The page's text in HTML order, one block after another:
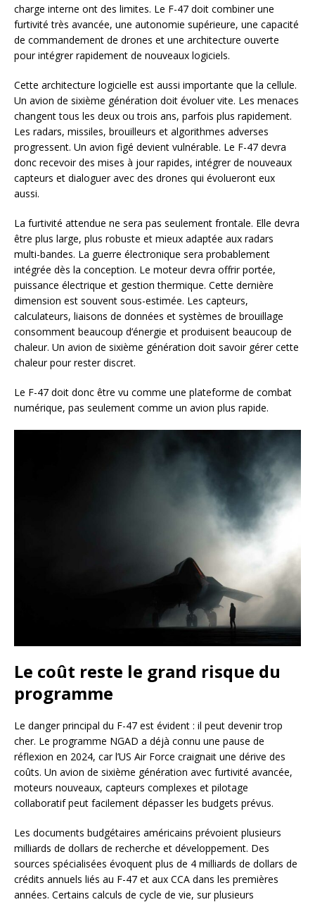
charge interne ont des limites. Le F-47 doit combiner une
furtivité très avancée, une autonomie supérieure, une capacité
de commandement de drones et une architecture ouverte
pour intégrer rapidement de nouveaux logiciels.
Cette architecture logicielle est aussi importante que la cellule.
Un avion de sixième génération doit évoluer vite. Les menaces
changent tous les deux ou trois ans, parfois plus rapidement.
Les radars, missiles, brouilleurs et algorithmes adverses
progressent. Un avion figé devient vulnérable. Le F-47 devra
donc recevoir des mises à jour rapides, intégrer de nouveaux
capteurs et dialoguer avec des drones qui évolueront eux
aussi.
La furtivité attendue ne sera pas seulement frontale. Elle devra
être plus large, plus robuste et mieux adaptée aux radars
multi-bandes. La guerre électronique sera probablement
intégrée dès la conception. Le moteur devra offrir portée,
puissance électrique et gestion thermique. Cette dernière
dimension est souvent sous-estimée. Les capteurs,
calculateurs, liaisons de données et systèmes de brouillage
consomment beaucoup d’énergie et produisent beaucoup de
chaleur. Un avion de sixième génération doit savoir gérer cette
chaleur pour rester discret.
Le F-47 doit donc être vu comme une plateforme de combat
numérique, pas seulement comme un avion plus rapide.
Le coût reste le grand risque du
programme
Le danger principal du F-47 est évident : il peut devenir trop
cher. Le programme NGAD a déjà connu une pause de
réflexion en 2024, car l’US Air Force craignait une dérive des
coûts. Un avion de sixième génération avec furtivité avancée,
moteurs nouveaux, capteurs complexes et pilotage
collaboratif peut facilement dépasser les budgets prévus.
Les documents budgétaires américains prévoient plusieurs
milliards de dollars de recherche et développement. Des
sources spécialisées évoquent plus de 4 milliards de dollars de
crédits annuels liés au F-47 et aux CCA dans les premières
années. Certains calculs de cycle de vie, sur plusieurs